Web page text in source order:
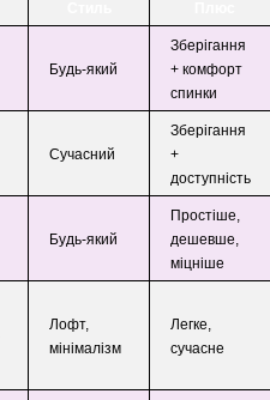
Будь-який
Зберігання
+ комфорт
спинки
Сучасний
Зберігання
+
доступність
Будь-який
Простіше,
дешевше,
міцніше
Лофт,
мінімалізм
Легке,
сучасне